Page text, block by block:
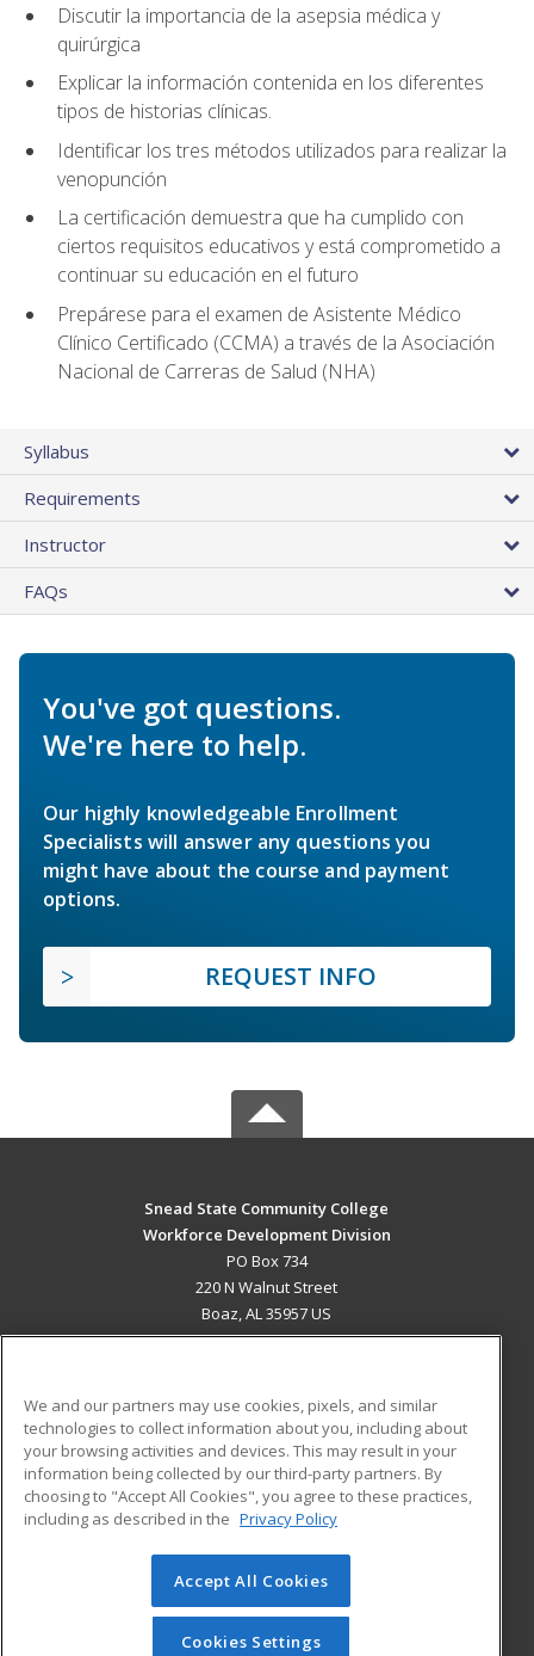
Discutir la importancia de la asepsia médica y
quirúrgica
Explicar la información contenida en los diferentes
tipos de historias clínicas.
Identificar los tres métodos utilizados para realizar la
venopunción
La certificación demuestra que ha cumplido con
ciertos requisitos educativos y está comprometido a
continuar su educación en el futuro
Prepárese para el examen de Asistente Médico
Clínico Certificado (CCMA) a través de la Asociación
Nacional de Carreras de Salud (NHA)
Syllabus
Requirements
Instructor
FAQs
You've got questions.
We're here to help.
Our highly knowledgeable Enrollment
Specialists will answer any questions you
might have about the course and payment
options.
REQUEST INFO
Snead State Community College
Workforce Development Division
PO Box 734
220 N Walnut Street
Boaz, AL 35957 US
ADDITIONAL RESOURCES
Military
Financial Assistance
Help
Student Blog
© 2026 ed2go, a division of Cengage Learning. All rights
reserved. The material on this site cannot be reproduced or
redistributed unless you have obtained prior written
We and our partners may use cookies, pixels, and similar
technologies to collect information about you, including about
your browsing activities and devices. This may result in your
information being collected by our third-party partners. By
choosing to "Accept All Cookies", you agree to these practices,
including as described in the Privacy Policy
Accept All Cookies
Cookies Settings